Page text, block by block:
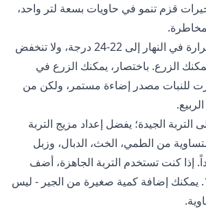
قزم تنمو في حاويات بسعة لتر واحد،
عندما تصل درجة الحرارة في النهار إلى 22-24 درجة، ولا تنخفض
درجة - يمكنك الزرع. باختصار، يمكنك الزرع في
للنبات مصدر إضاءة مستمر، ولكن من
التربة الجيدة؛ يفضل إعداد مزيج التربة
من الطمي، الخث، الدبال، وزبل
إذا كنت تستخدم التربة الجاهزة، أضف
إليها الدبال بنسبة 1:1. يمكنك إضافة كمية صغيرة من الجير - ليس